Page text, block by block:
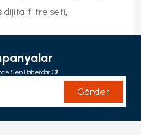
dijital filtre seti,
Sen Haberdar Ol!
Gönder